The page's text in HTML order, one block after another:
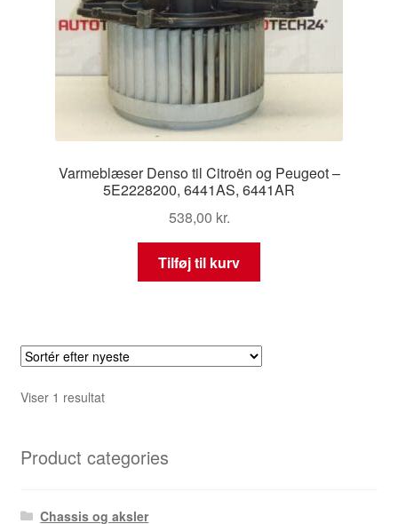
Varmeblæser Denso til Citroën og Peugeot –
5E2228200, 6441AS, 6441AR
538,00 kr.
Tilføj til kurv
Viser 1 resultat
Product categories
Chassis og aksler